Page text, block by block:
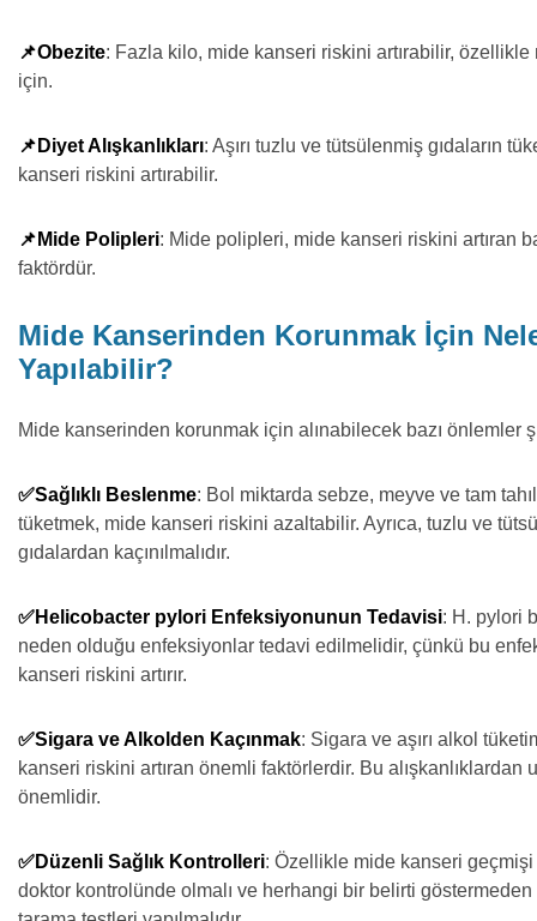
📌Obezite: Fazla kilo, mide kanseri riskini artırabilir, özellikle
için.
📌Diyet Alışkanlıkları: Aşırı tuzlu ve tütsülenmiş gıdaların
kanseri riskini artırabilir.
📌Mide Polipleri: Mide polipleri, mide kanseri riskini artıran
faktördür.
Mide Kanserinden Korunmak İçin
Yapılabilir?
Mide kanserinden korunmak için alınabilecek bazı önlemler
✅Sağlıklı Beslenme: Bol miktarda sebze, meyve ve tam
tüketmek, mide kanseri riskini azaltabilir. Ayrıca, tuzlu ve
gıdalardan kaçınılmalıdır.
✅Helicobacter pylori Enfeksiyonunun Tedavisi: H. pylori
neden olduğu enfeksiyonlar tedavi edilmelidir, çünkü bu
kanseri riskini artırır.
✅Sigara ve Alkolden Kaçınmak: Sigara ve aşırı alkol
kanseri riskini artıran önemli faktörlerdir. Bu alışkanlıklardan
önemlidir.
✅Düzenli Sağlık Kontrolleri: Özellikle mide kanseri
doktor kontrolünde olmalı ve herhangi bir belirti